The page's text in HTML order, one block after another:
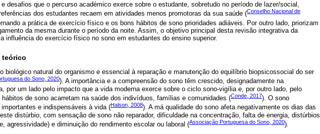
desafios que o percurso académico exerce sobre o estudante, sobretudo no período de lazer/social,
dos estudantes recaem em atividades menos promotoras da sua saúde (Conselho Nacional de
a prática de exercício físico e os bons hábitos de sono prioridades adiáveis. Por outro lado, priorizam
da mesma durante o período da noite. Assim, o objetivo principal desta revisão integrativa da
influência do exercício físico no sono em estudantes do ensino superior.
teórico
biológico natural do organismo e essencial à reparação e manutenção do equilíbrio biopsicossocial do ser
do Sono, 2020). A importância e a compreensão do sono têm crescido, designadamente na
por um lado pelo impacto que a vida moderna exerce sobre o ciclo sono-vigília e, por outro lado, pelo
de sono acarretam na saúde dos indivíduos, famílias e comunidades (Conde, 2017). O sono
e indispensáveis à vida (Halson, 2008). A má qualidade do sono afeta negativamente os dias das
distúrbio, com sensação de sono não reparador, dificuldade na concentração, falta de energia, distúrbios
agressividade) e diminuição do rendimento escolar ou laboral (Associação Portuguesa do Sono, 2020).